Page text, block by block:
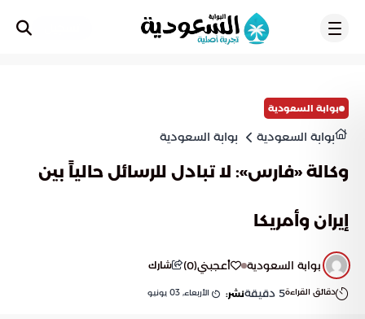
بوابة السعودية
بوابة السعودية بوابة السعودية
وكالة «فارس»: لا تبادل للرسائل حالياً بين
إيران وأمريكا​
بوابة السعودية أعجبني(
0
) شارك
دقائق القراءة5 دقيقةنشر: الأربعاء, 03 يونيو